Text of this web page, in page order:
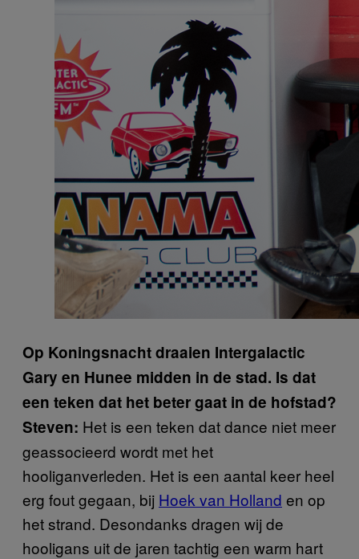
Op Koningsnacht draaien Intergalactic
Gary en Hunee midden in de stad. Is dat
een teken dat het beter gaat in de hofstad?
Steven: Het is een teken dat dance niet meer
geassocieerd wordt met het
hooliganverleden. Het is een aantal keer heel
erg fout gegaan, bij Hoek van Holland en op
het strand. Desondanks dragen wij de
hooligans uit de jaren tachtig een warm hart